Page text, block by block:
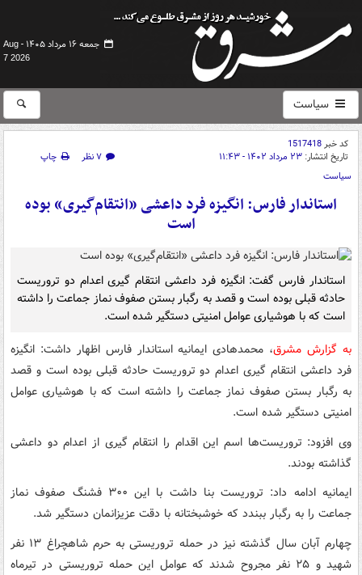
جمعه ۱۶ مرداد ۱۴۰۵ -
Aug
7 2026
سیاست
کد خبر1517418
تاریخ انتشار: ۲۳ مرداد ۱۴۰۲ - ۱۱:۴۳ ۷ نظر
چاپ
سیاست
استاندار فارس: انگیزه فرد داعشی «انتقام‌گیری» بوده
است
استاندار فارس گفت: انگیزه فرد داعشی انتقام گیری اعدام دو تروریست
حادثه قبلی بوده است و قصد به رگبار بستن صفوف نماز جماعت را داشته
است که با هوشیاری عوامل امنیتی دستگیر شده است.
به گزارش مشرق، محمدهادی ایمانیه استاندار فارس اظهار داشت: انگیزه
فرد داعشی انتقام گیری اعدام دو تروریست حادثه قبلی بوده است و قصد
به رگبار بستن صفوف نماز جماعت را داشته است که با هوشیاری عوامل
امنیتی دستگیر شده است.
وی افزود: تروریست‌ها اسم این اقدام را انتقام گیری از اعدام دو داعشی
گذاشته بودند.
ایمانیه ادامه داد: تروریست بنا داشت با این ۳۰۰ فشنگ صفوف نماز
جماعت را به رگبار ببندد که خوشبختانه با دقت عزیزانمان دستگیر شد.
چهارم آبان سال گذشته نیز در حمله تروریستی به حرم شاهچراغ ۱۳ نفر
شهید و ۲۵ نفر مجروح شدند که عوامل این حمله تروریستی در تیرماه